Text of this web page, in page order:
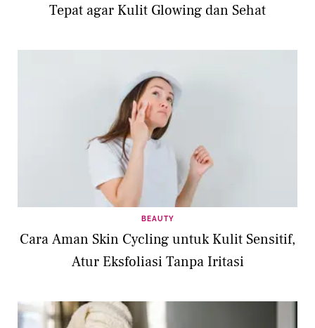
Tepat agar Kulit Glowing dan Sehat
BEAUTY
Cara Aman Skin Cycling untuk Kulit Sensitif,
Atur Eksfoliasi Tanpa Iritasi